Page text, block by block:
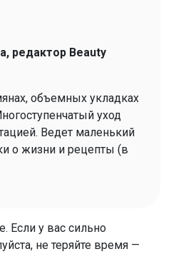
редактор Beauty
объемных укладках
уход
Ведет маленький
о жизни и рецепты (в
Если у вас сильно
не теряйте время —